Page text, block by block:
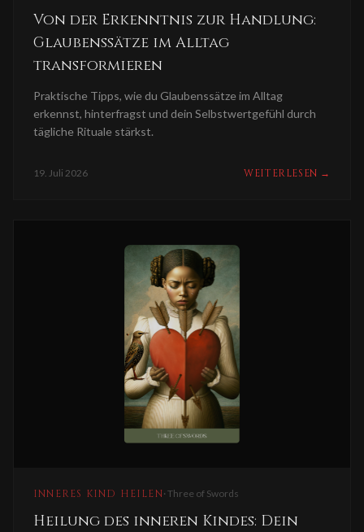
Von der Erkenntnis zur Handlung:
Glaubenssätze im Alltag
transformieren
Praktische Tipps, wie du Glaubenssätze im Alltag
erkennst, hinterfragst und dein Selbstwertgefühl durch
tägliche Rituale stärkst.
19. Juli 2026 WEITERLESEN →
INNERES KIND HEILEN· Three of Swords
Heilung des inneren Kindes: Dein